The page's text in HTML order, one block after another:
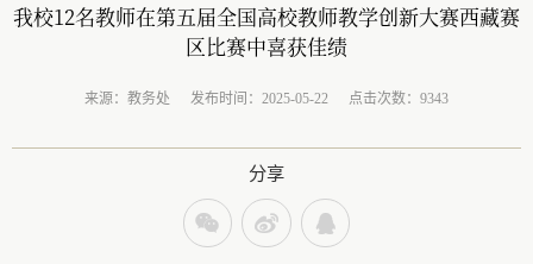
我校12名教师在第五届全国高校教师教学创新大赛西藏赛
区比赛中喜获佳绩
来源：教务处 发布时间：2025-05-22 点击次数：9343
分享